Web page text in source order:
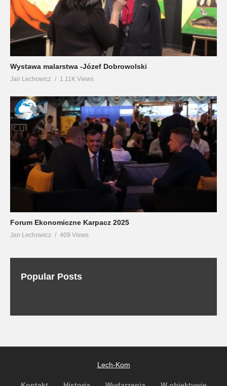
Wystawa malarstwa -Józef Dobrowolski
Jan Lechowicz 1.11K Views
Forum Ekonomiczne Karpacz 2025
Jan Lechowicz 409 Views
Popular Posts
Lech-Kom